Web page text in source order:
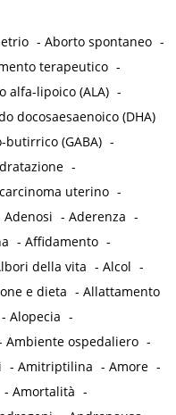
-Aborto spontaneo -
terapeutico -
alfa-lipoico (ALA) -
docosaesaenoico (DHA)
butirrico (GABA) -
-
uterino -
Adenosi -Aderenza -
-Affidamento -
della vita -Alcol -
e dieta -Allattamento
-Alopecia -
Ambiente ospedaliero -
-Amitriptilina -Amore -
-Amortalità -